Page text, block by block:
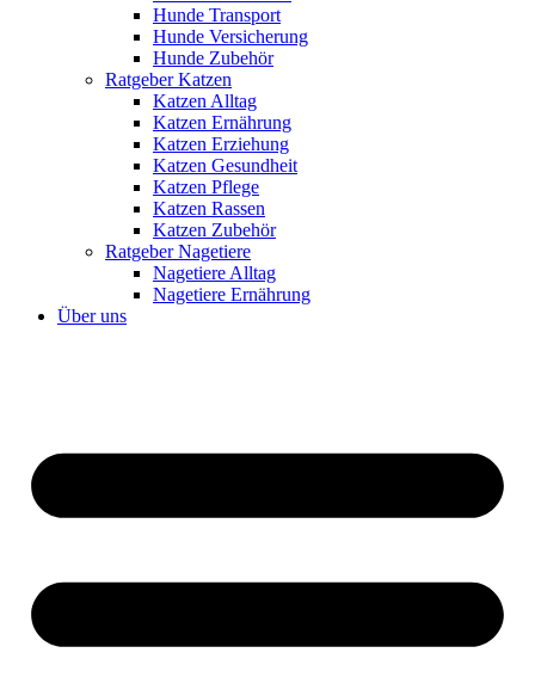
Hunde Transport
Hunde Versicherung
Hunde Zubehör
Ratgeber Katzen
Katzen Alltag
Katzen Ernährung
Katzen Erziehung
Katzen Gesundheit
Katzen Pflege
Katzen Rassen
Katzen Zubehör
Ratgeber Nagetiere
Nagetiere Alltag
Nagetiere Ernährung
Über uns